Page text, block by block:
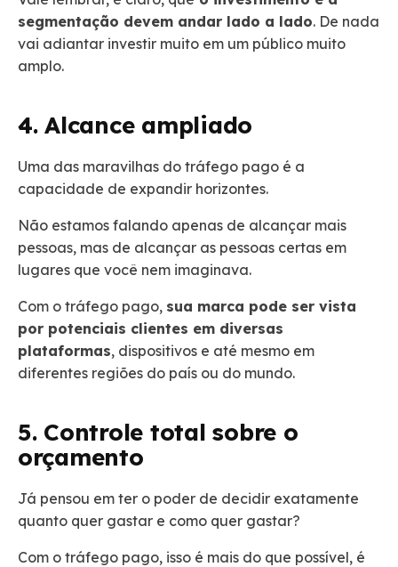
segmentação devem andar lado a lado. De nada
vai adiantar investir muito em um público muito
amplo.
4. Alcance ampliado
Uma das maravilhas do tráfego pago é a
capacidade de expandir horizontes.
Não estamos falando apenas de alcançar mais
pessoas, mas de alcançar as pessoas certas em
lugares que você nem imaginava.
Com o tráfego pago, sua marca pode ser vista
por potenciais clientes em diversas
plataformas, dispositivos e até mesmo em
diferentes regiões do país ou do mundo.
5. Controle total sobre o
orçamento
Já pensou em ter o poder de decidir exatamente
quanto quer gastar e como quer gastar?
Com o tráfego pago, isso é mais do que possível, é